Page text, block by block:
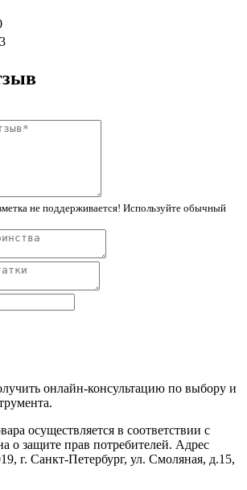
не поддерживается! Используйте обычный
онлайн-консультацию по выбору и
осуществляется в соответствии с
о защите прав потребителей. Адрес
г. Санкт-Петербург, ул. Смоляная, д.15,